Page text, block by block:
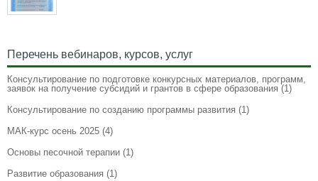
Перечень вебинаров, курсов, услуг
Консультирование по подготовке конкурсных материалов, программ,
заявок на получение субсидий и грантов в сфере образования (1)
Консультирование по созданию программы развития (1)
МАК-курс осень 2025 (4)
Основы песочной терапии (1)
Развитие образования (1)